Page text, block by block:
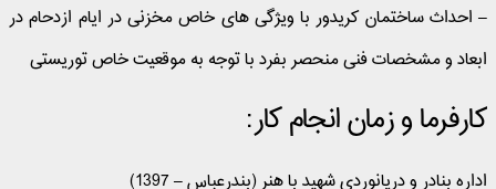
– احداث ساختمان کریدور با ویژگی های خاص مخزنی در ایام ازدحام در
ابعاد و مشخصات فنی منحصر بفرد با توجه به موقعیت خاص توریستی
کارفرما و زمان انجام کار:
اداره بنادر و دریانوردی شهید با هنر (بندرعباس – 1397)